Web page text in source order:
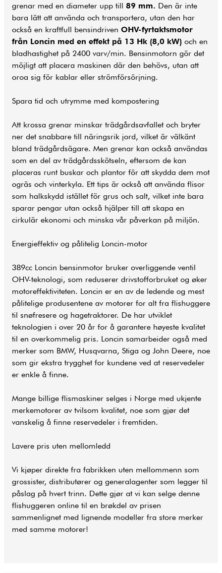
grenar med en diameter upp till 89 mm. Den är inte
bara lätt att använda och transportera, utan den har
också en kraftfull bensindriven OHV-fyrtaktsmotor
från Loncin med en effekt på 13 Hk (8,0 kW) och en
bladhastighet på 2400 varv/min. Bensinmotorn gör det
möjligt att placera maskinen där den behövs, utan att
oroa sig för kablar eller strömförsörjning.
Spara tid och utrymme med kompostering
Att krossa grenar minskar trädgårdsavfallet och bryter
ner det snabbare till näringsrik jord, vilket är välkänt
bland trädgårdsägare. Men grenar kan också användas
som en del av trädgårdsskötseln, eftersom de kan
placeras runt buskar och plantor för att skydda dem mot
ogräs och vinterkyla. Ett tips är också att använda flisor
som halkskydd istället för grus och salt, vilket inte bara
sparar pengar utan också hjälper till att skapa en
cirkulär ekonomi och minska vår påverkan på miljön.
Energieffektiv og pålitelig Loncin-motor
389cc Loncin bensinmotor bruker overliggende ventil
OHV-teknologi, som reduserer drivstofforbruket og øker
motoreffektiviteten. Loncin er en av de ledende og mest
pålitelige produsentene av motorer for alt fra flishuggere
til snøfresere og hagetraktorer. De har utviklet
teknologien i over 20 år for å garantere høyeste kvalitet
til en overkommelig pris. Loncin samarbeider også med
merker som BMW, Husqvarna, Stiga og John Deere, noe
som gir ekstra trygghet for kundene ved at reservedeler
er enkle å finne.
Mange billige flismaskiner selges i Norge med ukjente
merkemotorer av tvilsom kvalitet, noe som gjør det
vanskelig å finne reservedeler i fremtiden.
Lavere pris uten mellomledd
Vi kjøper direkte fra fabrikken uten mellommenn som
grossister, distributører og generalagenter som legger til
påslag på hvert trinn. Dette gjør at vi kan selge denne
flishuggeren online til en brøkdel av prisen
sammenlignet med lignende modeller fra store merker
med samme motorer!